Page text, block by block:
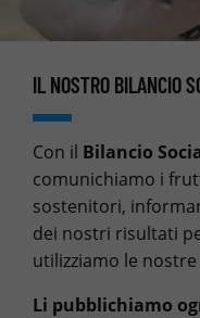
IL NOSTRO BILANCIO
Con il Bilancio
comunichiamo i
sostenitori,
dei nostri risultati
utilizziamo le
Li pubblichiamo